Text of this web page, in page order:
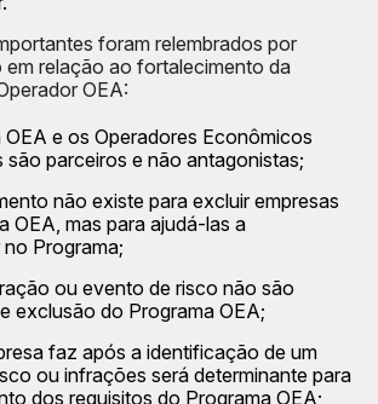
foram relembrados por
em relação ao fortalecimento da
OEA:
OEA e os Operadores Econômicos
são parceiros e não antagonistas;
não existe para excluir empresas
OEA, mas para ajudá-las a
Programa;
ou evento de risco não são
exclusão do Programa OEA;
faz após a identificação de um
ou infrações será determinante para
dos requisitos do Programa OEA;